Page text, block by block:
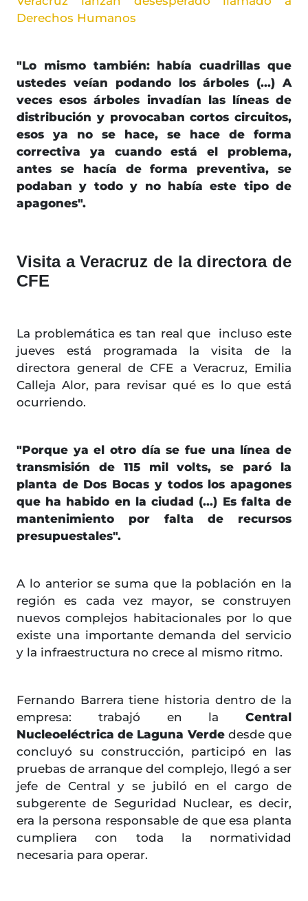
Derechos Humanos
"Lo mismo también: había cuadrillas que
ustedes veían podando los árboles (...) A
veces esos árboles invadían las líneas de
distribución y provocaban cortos circuitos,
esos ya no se hace, se hace de forma
correctiva ya cuando está el problema,
antes se hacía de forma preventiva, se
podaban y todo y no había este tipo de
apagones".
Visita a Veracruz de la directora de
CFE
La problemática es tan real que incluso este
jueves está programada la visita de la
directora general de CFE a Veracruz, Emilia
Calleja Alor, para revisar qué es lo que está
ocurriendo.
"Porque ya el otro día se fue una línea de
transmisión de 115 mil volts, se paró la
planta de Dos Bocas y todos los apagones
que ha habido en la ciudad (...) Es falta de
mantenimiento por falta de recursos
presupuestales".
A lo anterior se suma que la población en la
región es cada vez mayor, se construyen
nuevos complejos habitacionales por lo que
existe una importante demanda del servicio
y la infraestructura no crece al mismo ritmo.
Fernando Barrera tiene historia dentro de la
empresa: trabajó en la Central
Nucleoeléctrica de Laguna Verdedesde que
concluyó su construcción, participó en las
pruebas de arranque del complejo, llegó a ser
jefe de Central y se jubiló en el cargo de
subgerente de Seguridad Nuclear, es decir,
era la persona responsable de que esa planta
cumpliera con toda la normatividad
necesaria para operar.